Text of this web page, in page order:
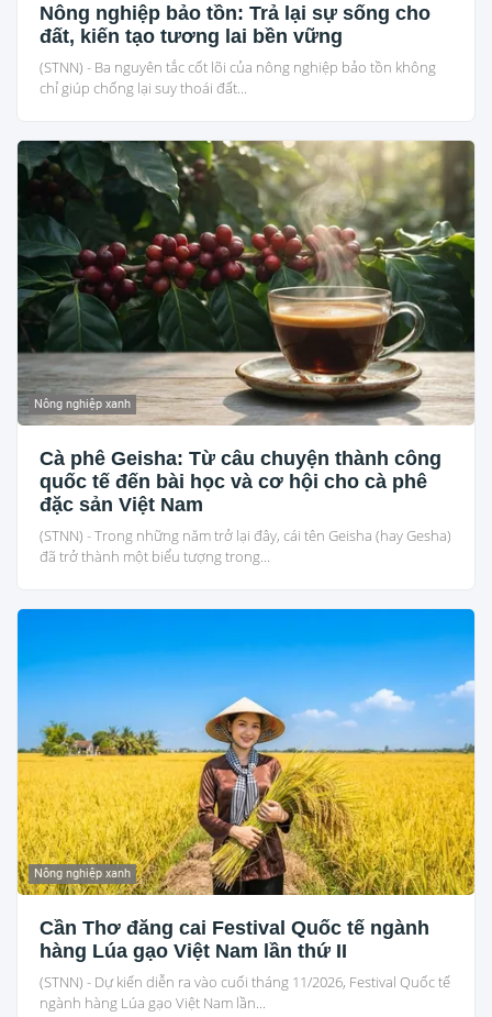
Nông nghiệp bảo tồn: Trả lại sự sống cho
đất, kiến tạo tương lai bền vững
(STNN) - Ba nguyên tắc cốt lõi của nông nghiệp bảo tồn không
chỉ giúp chống lại suy thoái đất...
Nông nghiệp xanh
Cà phê Geisha: Từ câu chuyện thành công
quốc tế đến bài học và cơ hội cho cà phê
đặc sản Việt Nam
(STNN) - Trong những năm trở lại đây, cái tên Geisha (hay Gesha)
đã trở thành một biểu tượng trong...
Nông nghiệp xanh
Cần Thơ đăng cai Festival Quốc tế ngành
hàng Lúa gạo Việt Nam lần thứ II
(STNN) - Dự kiến diễn ra vào cuối tháng 11/2026, Festival Quốc tế
ngành hàng Lúa gạo Việt Nam lần...